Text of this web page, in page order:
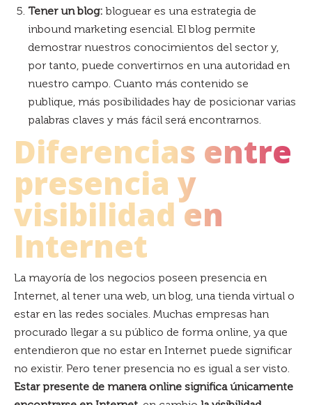
Tener un blog: bloguear es una estrategia de
inbound marketing esencial. El blog permite
demostrar nuestros conocimientos del sector y,
por tanto, puede convertirnos en una autoridad en
nuestro campo. Cuanto más contenido se
publique, más posibilidades hay de posicionar varias
palabras claves y más fácil será encontrarnos.
Diferencias entre
presencia y
visibilidad en
Internet
La mayoría de los negocios poseen presencia en
Internet, al tener una web, un blog, una tienda virtual o
estar en las redes sociales. Muchas empresas han
procurado llegar a su público de forma online, ya que
entendieron que no estar en Internet puede significar
no existir. Pero tener presencia no es igual a ser visto.
Estar presente de manera online significa únicamente